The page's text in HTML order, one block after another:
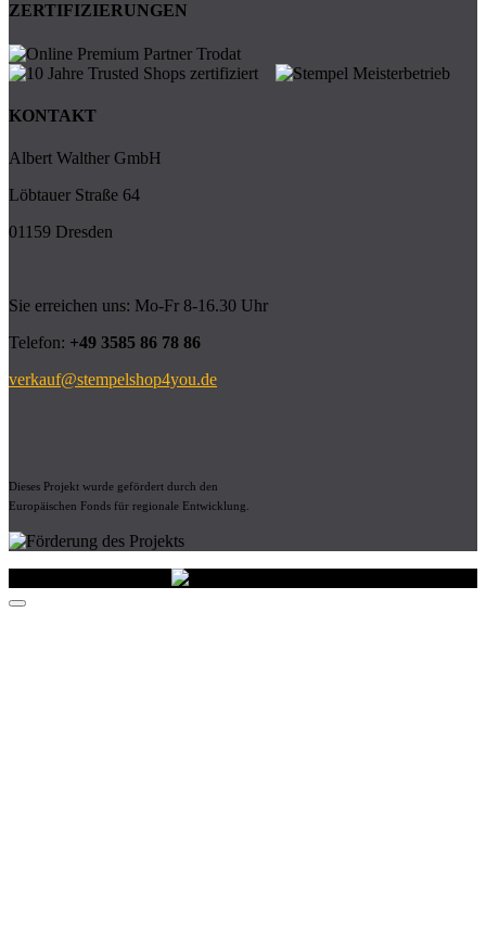
ZERTIFIZIERUNGEN
KONTAKT
Albert Walther GmbH
Löbtauer Straße 64
01159 Dresden
Sie erreichen uns: Mo-Fr 8-16.30 Uhr
Telefon: +49 3585 86 78 86
verkauf@stempelshop4you.de
Dieses Projekt wurde gefördert durch den
Europäischen Fonds für regionale Entwicklung.